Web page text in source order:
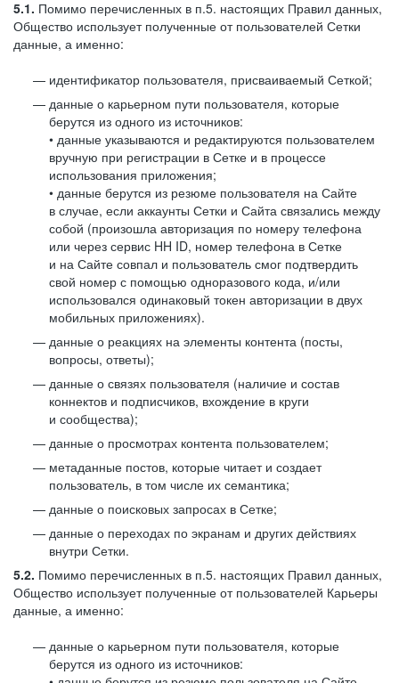
5.1. Помимо перечисленных в п.5. настоящих Правил данных,
Общество использует полученные от пользователей Сетки
данные, а именно:
идентификатор пользователя, присваиваемый Сеткой;
данные о карьерном пути пользователя, которые
берутся из одного из источников:
• данные указываются и редактируются пользователем
вручную при регистрации в Сетке и в процессе
использования приложения;
• данные берутся из резюме пользователя на Сайте
в случае, если аккаунты Сетки и Сайта связались между
собой (произошла авторизация по номеру телефона
или через сервис HH ID, номер телефона в Сетке
и на Сайте совпал и пользователь смог подтвердить
свой номер с помощью одноразового кода, и/или
использовался одинаковый токен авторизации в двух
мобильных приложениях).
данные о реакциях на элементы контента (посты,
вопросы, ответы);
данные о связях пользователя (наличие и состав
коннектов и подписчиков, вхождение в круги
и сообщества);
данные о просмотрах контента пользователем;
метаданные постов, которые читает и создает
пользователь, в том числе их семантика;
данные о поисковых запросах в Сетке;
данные о переходах по экранам и других действиях
внутри Сетки.
5.2. Помимо перечисленных в п.5. настоящих Правил данных,
Общество использует полученные от пользователей Карьеры
данные, а именно:
данные о карьерном пути пользователя, которые
берутся из одного из источников: